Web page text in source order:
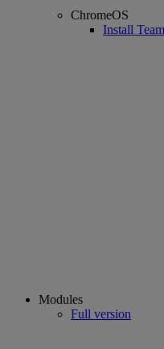
ChromeOS
Install
Modules
Full version